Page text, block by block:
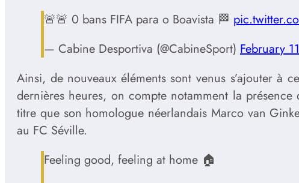
🚨🚨 0 bans FIFA para o Boavista 🏁
— Cabine Desportiva (@CabineSport) February
Ainsi, de nouveaux éléments sont venus s’ajouter à
dernières heures, on compte notamment la
titre que son homologue néerlandais Marco van
au FC Séville.
Feeling good, feeling at home 🏠